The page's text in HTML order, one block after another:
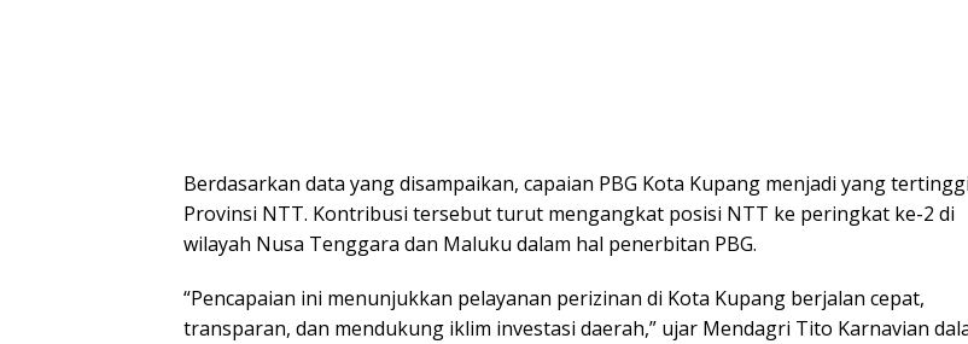
Berdasarkan data yang disampaikan, capaian PBG Kota Kupang menjadi yang
Provinsi NTT. Kontribusi tersebut turut mengangkat posisi NTT ke peringkat ke-2 di
wilayah Nusa Tenggara dan Maluku dalam hal penerbitan PBG.
“Pencapaian ini menunjukkan pelayanan perizinan di Kota Kupang berjalan cepat,
transparan, dan mendukung iklim investasi daerah,” ujar Mendagri Tito Karnavian